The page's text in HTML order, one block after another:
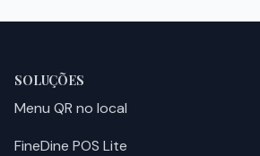
SOLUÇÕES
Menu QR no local
FineDine POS Lite